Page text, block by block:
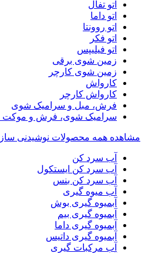
اتو تفال
اتو داما
اتو روونتا
اتو فکر
اتو فیلیپس
زمین شوی برقی
زمین شوی کارچر
کارواش
کارواش کارچر
فرش، مبل و سرامیک شوی
سرامیک شوی، فرش و موکت
مشاهده همه محصولات نوشیدنی ساز
آب سرد کن
آب سرد کن ایستکول
آب سرد کن بنس
آب میوه گیری
آبمیوه گیری بوش
آبمیوه گیری بیم
آبمیوه گیری داما
آبمیوه گیری داتیس
آب مرکبات گیری